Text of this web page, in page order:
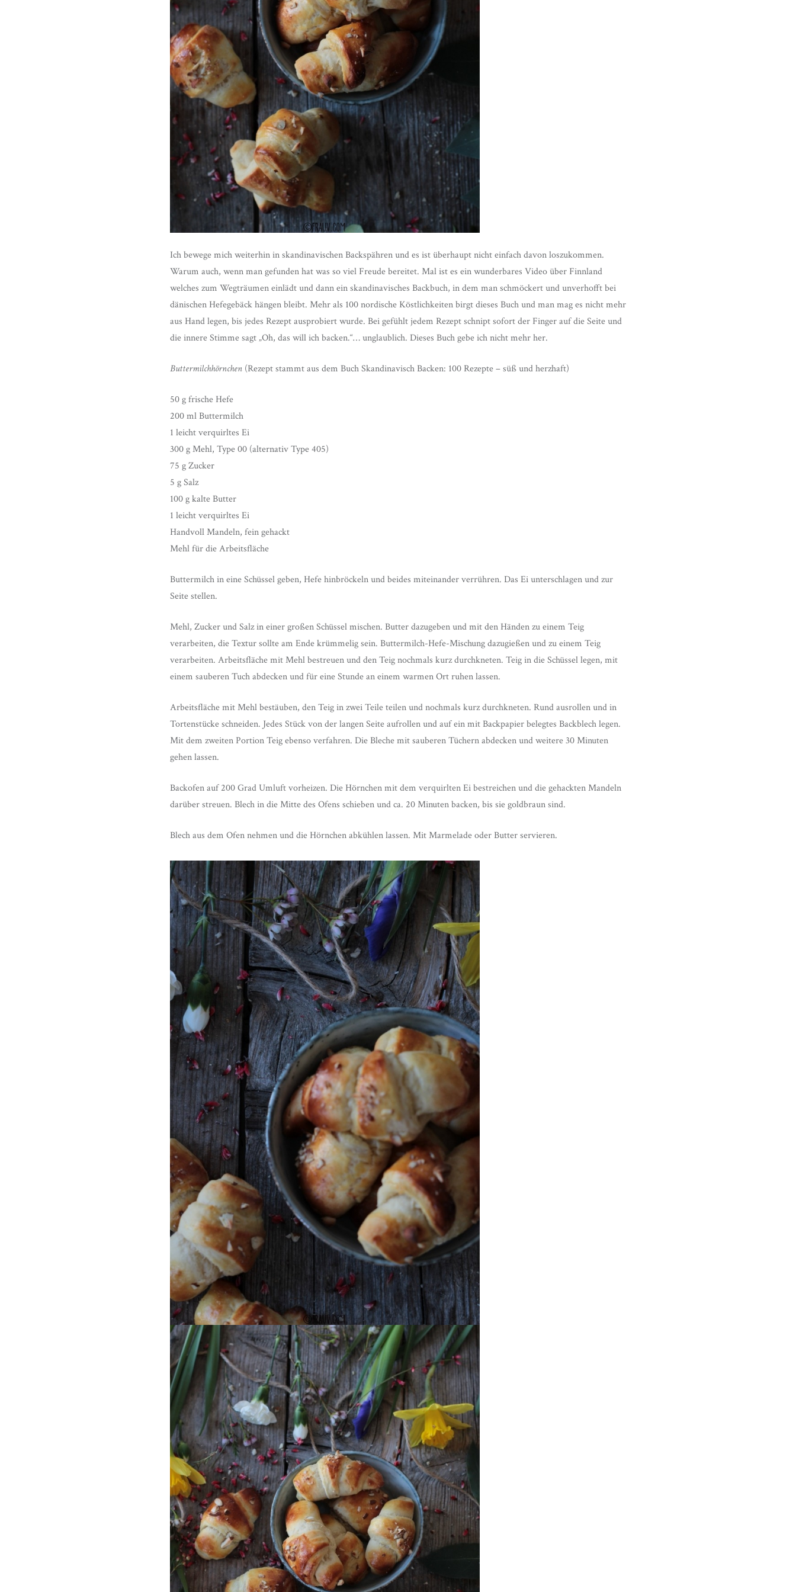
Ich bewege mich weiterhin in skandinavischen Backspähren und es ist überhaupt nicht einfach davon loszukommen.
Warum auch, wenn man gefunden hat was so viel Freude bereitet. Mal ist es ein wunderbares Video über Finnland
welches zum Wegträumen einlädt und dann ein skandinavisches Backbuch, in dem man schmöckert und unverhofft bei
dänischen Hefegebäck hängen bleibt. Mehr als 100 nordische Köstlichkeiten birgt dieses Buch und man mag es nicht mehr
aus Hand legen, bis jedes Rezept ausprobiert wurde. Bei gefühlt jedem Rezept schnipt sofort der Finger auf die Seite und
die innere Stimme sagt „Oh, das will ich backen.“… unglaublich. Dieses Buch gebe ich nicht mehr her.
Buttermilchhörnchen (Rezept stammt aus dem Buch Skandinavisch Backen: 100 Rezepte – süß und herzhaft)
50 g frische Hefe
200 ml Buttermilch
1 leicht verquirltes Ei
300 g Mehl, Type 00 (alternativ Type 405)
75 g Zucker
5 g Salz
100 g kalte Butter
1 leicht verquirltes Ei
Handvoll Mandeln, fein gehackt
Mehl für die Arbeitsfläche
Buttermilch in eine Schüssel geben, Hefe hinbröckeln und beides miteinander verrühren. Das Ei unterschlagen und zur
Seite stellen.
Mehl, Zucker und Salz in einer großen Schüssel mischen. Butter dazugeben und mit den Händen zu einem Teig
verarbeiten, die Textur sollte am Ende krümmelig sein. Buttermilch-Hefe-Mischung dazugießen und zu einem Teig
verarbeiten. Arbeitsfläche mit Mehl bestreuen und den Teig nochmals kurz durchkneten. Teig in die Schüssel legen, mit
einem sauberen Tuch abdecken und für eine Stunde an einem warmen Ort ruhen lassen.
Arbeitsfläche mit Mehl bestäuben, den Teig in zwei Teile teilen und nochmals kurz durchkneten. Rund ausrollen und in
Tortenstücke schneiden. Jedes Stück von der langen Seite aufrollen und auf ein mit Backpapier belegtes Backblech legen.
Mit dem zweiten Portion Teig ebenso verfahren. Die Bleche mit sauberen Tüchern abdecken und weitere 30 Minuten
gehen lassen.
Backofen auf 200 Grad Umluft vorheizen. Die Hörnchen mit dem verquirlten Ei bestreichen und die gehackten Mandeln
darüber streuen. Blech in die Mitte des Ofens schieben und ca. 20 Minuten backen, bis sie goldbraun sind.
Blech aus dem Ofen nehmen und die Hörnchen abkühlen lassen. Mit Marmelade oder Butter servieren.